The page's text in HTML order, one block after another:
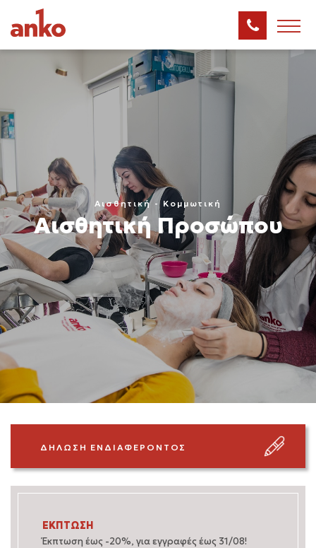
Αισθητική - Κομμωτική
Αισθητική Προσώπου
ΔΗΛΩΣΗ ΕΝΔΙΑΦΕΡΟΝΤΟΣ
ΕΚΠΤΩΣΗ
Έκπτωση έως -20%, για εγγραφές έως 31/08!